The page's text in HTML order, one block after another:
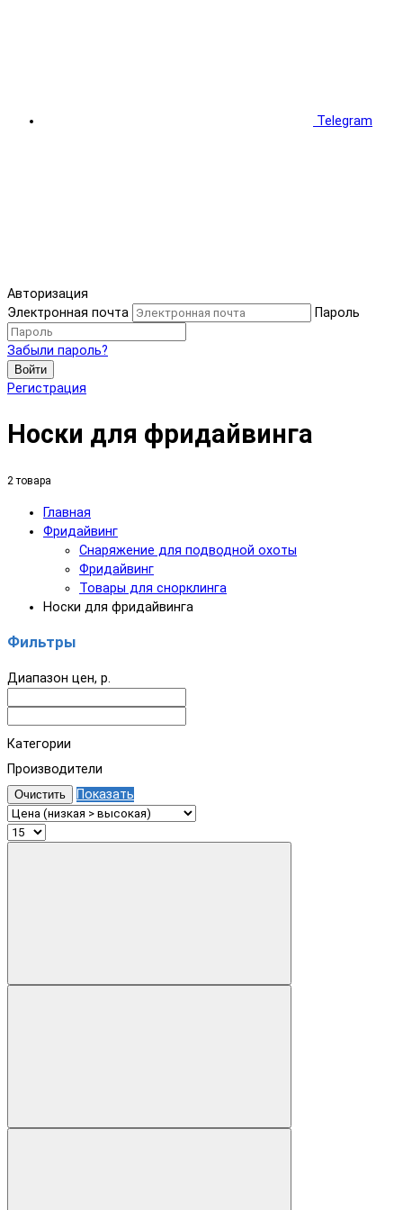
Telegram
Авторизация
Электронная почта
Пароль
Забыли пароль?
Войти
Регистрация
Носки для фридайвинга
2 товара
Главная
Фридайвинг
Снаряжение для подводной охоты
Фридайвинг
Товары для снорклинга
Носки для фридайвинга
Фильтры
Диапазон цен, р.
Категории
Производители
Очистить Показать